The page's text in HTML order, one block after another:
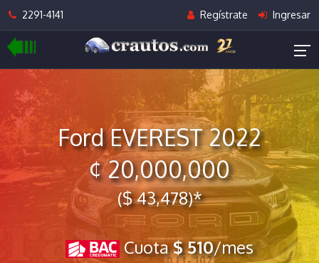
2291-4141 Regístrate Ingresar
Ford EVEREST 2022
¢ 20,000,000
($ 43,478)*
Cuota$ 510/mes